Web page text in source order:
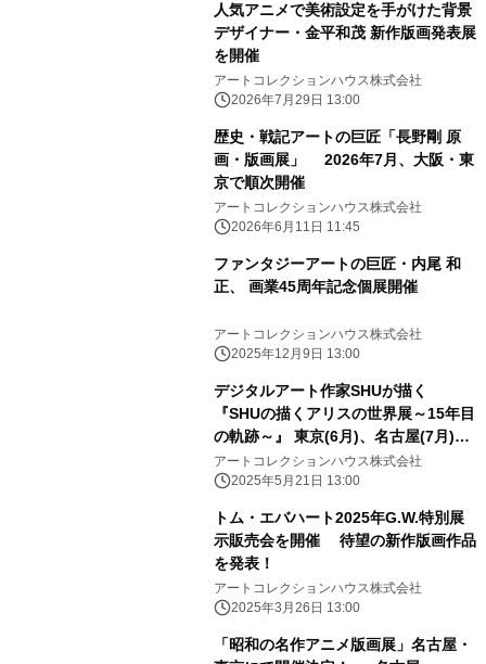
人気アニメで美術設定を手がけた背景
デザイナー・金平和茂 新作版画発表展
を開催
アートコレクションハウス株式会社
2026年7月29日 13:00
歴史・戦記アートの巨匠「長野剛 原
画・版画展」 2026年7月、大阪・東
京で順次開催
アートコレクションハウス株式会社
2026年6月11日 11:45
ファンタジーアートの巨匠・内尾 和
正、 画業45周年記念個展開催
アートコレクションハウス株式会社
2025年12月9日 13:00
デジタルアート作家SHUが描く
『SHUの描くアリスの世界展～15年目
の軌跡～』 東京(6月)、名古屋(7月)に
て開催
アートコレクションハウス株式会社
2025年5月21日 13:00
トム・エバハート2025年G.W.特別展
示販売会を開催 待望の新作版画作品
を発表！
アートコレクションハウス株式会社
2025年3月26日 13:00
「昭和の名作アニメ版画展」名古屋・